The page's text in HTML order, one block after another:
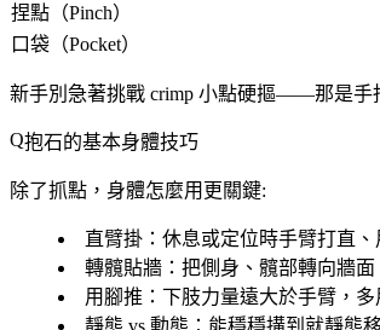
捏點（Pinch）
口袋（Pocket）
新手別急著挑戰 crimp 小點硬摳——那是手
抱石的基本身體技巧
除了抓點，身體怎麼用更關鍵:
直臂掛 ：休息或定位時手臂打直
轉髖貼牆 ：把側身、髖部轉向牆
用腳推 ：下肢力量遠大於手臂，
靜態 vs 動態 ：能穩穩搆到就靜態